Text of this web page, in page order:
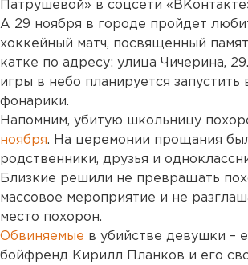
Патрушевой» в соцсети
А 29 ноября в городе пройдет
хоккейный матч, посвященный
катке по адресу: улица Чичерина,
игры в небо планируется запустить
фонарики.
Напомним, убитую школьницу
ноября. На церемонии прощания
родственники, друзья и
Близкие решили не превращать
массовое мероприятие и не
место похорон.
Обвиняемые в убийстве девушки –
бойфренд Кирилл Планков и его